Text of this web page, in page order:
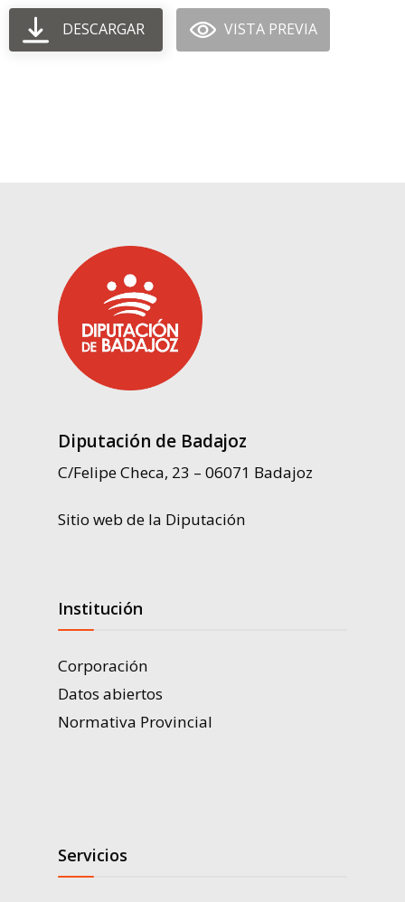
DESCARGAR VISTA PREVIA
Diputación de Badajoz
C/Felipe Checa, 23 – 06071 Badajoz
Sitio web de la Diputación
Institución
Corporación
Datos abiertos
Normativa Provincial
Servicios